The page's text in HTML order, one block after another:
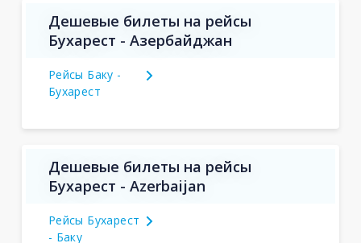
Дешевые билеты на рейсы
Бухарест - Азербайджан
Рейсы Баку -
Бухарест
Дешевые билеты на рейсы
Бухарест - Azerbaijan
Рейсы Бухарест
- Баку